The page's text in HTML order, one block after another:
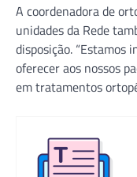
A coordenadora de
unidades da Rede
disposição.
oferecer aos nossos
em tratamentos